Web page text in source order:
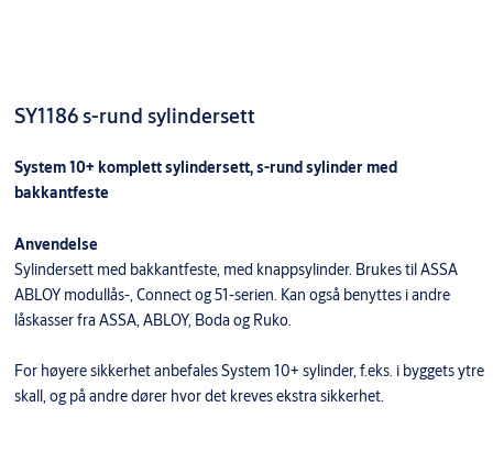
SY1186 s-rund sylindersett
System 10+ komplett sylindersett, s-rund sylinder med
bakkantfeste
Anvendelse
Sylindersett med bakkantfeste, med knappsylinder. Brukes til ASSA
ABLOY modullås-, Connect og 51-serien. Kan også benyttes i andre
låskasser fra ASSA, ABLOY, Boda og Ruko.
For høyere sikkerhet anbefales System 10+ sylinder, f.eks. i byggets ytre
skall, og på andre dører hvor det kreves ekstra sikkerhet.